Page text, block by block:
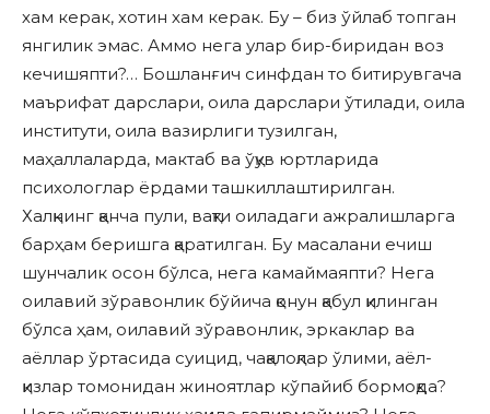
хам керак, хотин хам керак. Бу – биз ўйлаб топган
янгилик эмас. Аммо нега улар бир-биридан воз
кечишяпти?… Бошланғич синфдан то битирувгача
маърифат дарслари, оила дарслари ўтилади, оила
институти, оила вазирлиги тузилган,
маҳаллаларда, мактаб ва ўқув юртларида
психологлар ёрдами ташкиллаштирилган.
Халқнинг қанча пули, вақти оиладаги ажралишларга
барҳам беришга қаратилган. Бу масалани ечиш
шунчалик осон бўлса, нега камаймаяпти? Нега
оилавий зўравонлик бўйича қонун қабул қилинган
бўлса ҳам, оилавий зўравонлик, эркаклар ва
аёллар ўртасида суицид, чақалоқлар ўлими, аёл-
қизлар томонидан жиноятлар кўпайиб бормоқда?